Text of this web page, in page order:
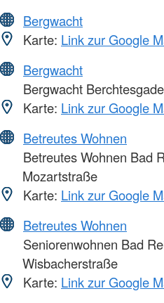
Bergwacht
Karte: Link zur Google
Bergwacht
Bergwacht
Karte: Link zur Google
Betreutes Wohnen
Betreutes Wohnen Bad
Mozartstraße
Karte: Link zur Google
Betreutes Wohnen
Seniorenwohnen Bad
Wisbacherstraße
Karte: Link zur Google